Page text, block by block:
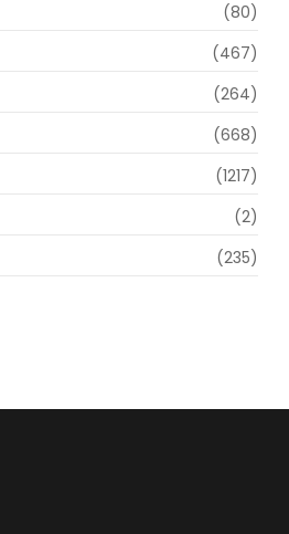
(80)
(467)
(264)
(668)
(1217)
(2)
(235)